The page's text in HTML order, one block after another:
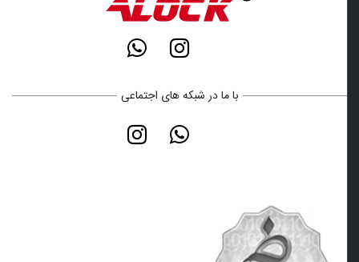
با ما در شبکه های اجتماعی